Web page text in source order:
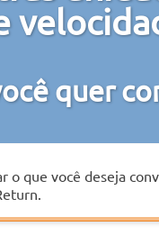
quer
o que você deseja